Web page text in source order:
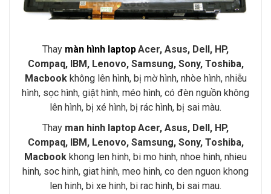
Thay màn hình laptopAcer, Asus, Dell, HP,
Compaq, IBM, Lenovo, Samsung, Sony, Toshiba,
Macbook không lên hình, bị mờ hình, nhòe hình, nhiễu
hình, sọc hình, giật hình, méo hình, có đèn nguồn không
lên hình, bị xé hình, bị rác hình, bị sai màu.
Thay man hinh laptopAcer, Asus, Dell, HP,
Compaq, IBM, Lenovo, Samsung, Sony, Toshiba,
Macbook khong len hinh, bi mo hinh, nhoe hinh, nhieu
hinh, soc hinh, giat hinh, meo hinh, co den nguon khong
len hinh, bi xe hinh, bi rac hinh, bi sai mau.